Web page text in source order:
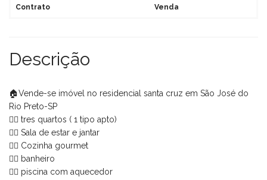
Contrato Venda
Descrição
🏠Vende-se imóvel no residencial santa cruz em São José do
Rio Preto-SP
👉🏼 tres quartos ( 1 tipo apto)
👉🏼 Sala de estar e jantar
👉🏼 Cozinha gourmet
👉🏼 banheiro
👉🏼 piscina com aquecedor